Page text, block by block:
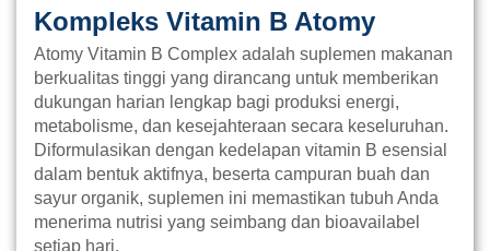
Kompleks Vitamin B Atomy
Atomy Vitamin B Complex adalah suplemen makanan
berkualitas tinggi yang dirancang untuk memberikan
dukungan harian lengkap bagi produksi energi,
metabolisme, dan kesejahteraan secara keseluruhan.
Diformulasikan dengan kedelapan vitamin B esensial
dalam bentuk aktifnya, beserta campuran buah dan
sayur organik, suplemen ini memastikan tubuh Anda
menerima nutrisi yang seimbang dan bioavailabel
setiap hari.